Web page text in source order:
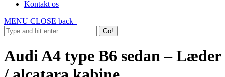
Kontakt os
MENU CLOSE back
Audi A4 type B6 sedan – Læder